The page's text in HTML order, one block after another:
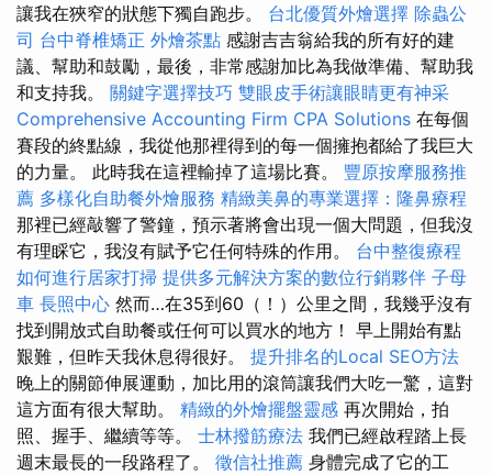
讓我在狹窄的狀態下獨自跑步。 台北優質外燴選擇 除蟲公
司 台中脊椎矯正 外燴茶點 感謝吉吉翁給我的所有好的建
議、幫助和鼓勵，最後，非常感謝加比為我做準備、幫助我
和支持我。 關鍵字選擇技巧 雙眼皮手術讓眼睛更有神采
Comprehensive Accounting Firm CPA Solutions 在每個
賽段的終點線，我從他那裡得到的每一個擁抱都給了我巨大
的力量。 此時我在這裡輸掉了這場比賽。 豐原按摩服務推
薦 多樣化自助餐外燴服務 精緻美鼻的專業選擇：隆鼻療程
那裡已經敲響了警鐘，預示著將會出現一個大問題，但我沒
有理睬它，我沒有賦予它任何特殊的作用。 台中整復療程
如何進行居家打掃 提供多元解決方案的數位行銷夥伴 子母
車 長照中心 然而…在35到60（！）公里之間，我幾乎沒有
找到開放式自助餐或任何可以買水的地方！ 早上開始有點
艱難，但昨天我休息得很好。 提升排名的Local SEO方法
晚上的關節伸展運動，加比用的滾筒讓我們大吃一驚，這對
這方面有很大幫助。 精緻的外燴擺盤靈感 再次開始，拍
照、握手、繼續等等。 士林撥筋療法 我們已經啟程踏上長
週末最長的一段路程了。 徵信社推薦 身體完成了它的工